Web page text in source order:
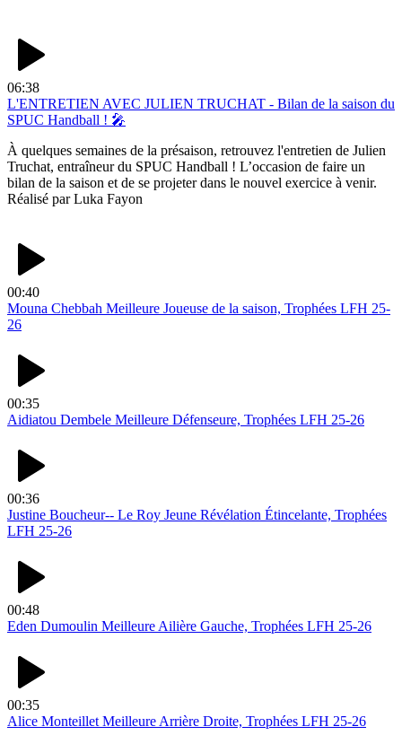
06:38
L'ENTRETIEN AVEC JULIEN TRUCHAT - Bilan de la saison du
SPUC Handball ! 🎤
À quelques semaines de la présaison, retrouvez l'entretien de Julien
Truchat, entraîneur du SPUC Handball ! L’occasion de faire un
bilan de la saison et de se projeter dans le nouvel exercice à venir.
Réalisé par Luka Fayon
00:40
Mouna Chebbah Meilleure Joueuse de la saison, Trophées LFH 25-
26
00:35
Aidiatou Dembele Meilleure Défenseure, Trophées LFH 25-26
00:36
Justine Boucheur-- Le Roy Jeune Révélation Étincelante, Trophées
LFH 25-26
00:48
Eden Dumoulin Meilleure Ailière Gauche, Trophées LFH 25-26
00:35
Alice Monteillet Meilleure Arrière Droite, Trophées LFH 25-26